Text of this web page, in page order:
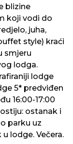
blizine
koji vodi do
juha,
style) kraći
smjeru
lodga.
lodge
5* predviđen
16:00-17:00
ostanak i
parku uz
lodge. Večera.